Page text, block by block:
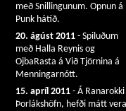
með Snillingunum. Opnun á
Punk hátíð.
20. ágúst 2011 - Spiluðum
með Halla Reynis og
OjbaRasta á Við Tjörnina á
Menningarnótt.
15. apríl 2011 - Á
Þorlákshöfn, hefði mátt vera